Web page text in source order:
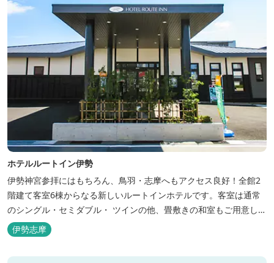
ホテルルートイン伊勢
伊勢神宮参拝にはもちろん、鳥羽・志摩へもアクセス良好！全館2
階建て客室6棟からなる新しいルートインホテルです。客室は通常
のシングル・セミダブル・ ツインの他、畳敷きの和室もご用意して
おります。 （和室はベッドが設置されています）靴を脱いでお部屋
でおくつろぎください。 また、朝食バイキング無料サービス（営業
時間6:30～900）、大浴場完備、全室インターネット回線完備（Wi-
伊勢志摩